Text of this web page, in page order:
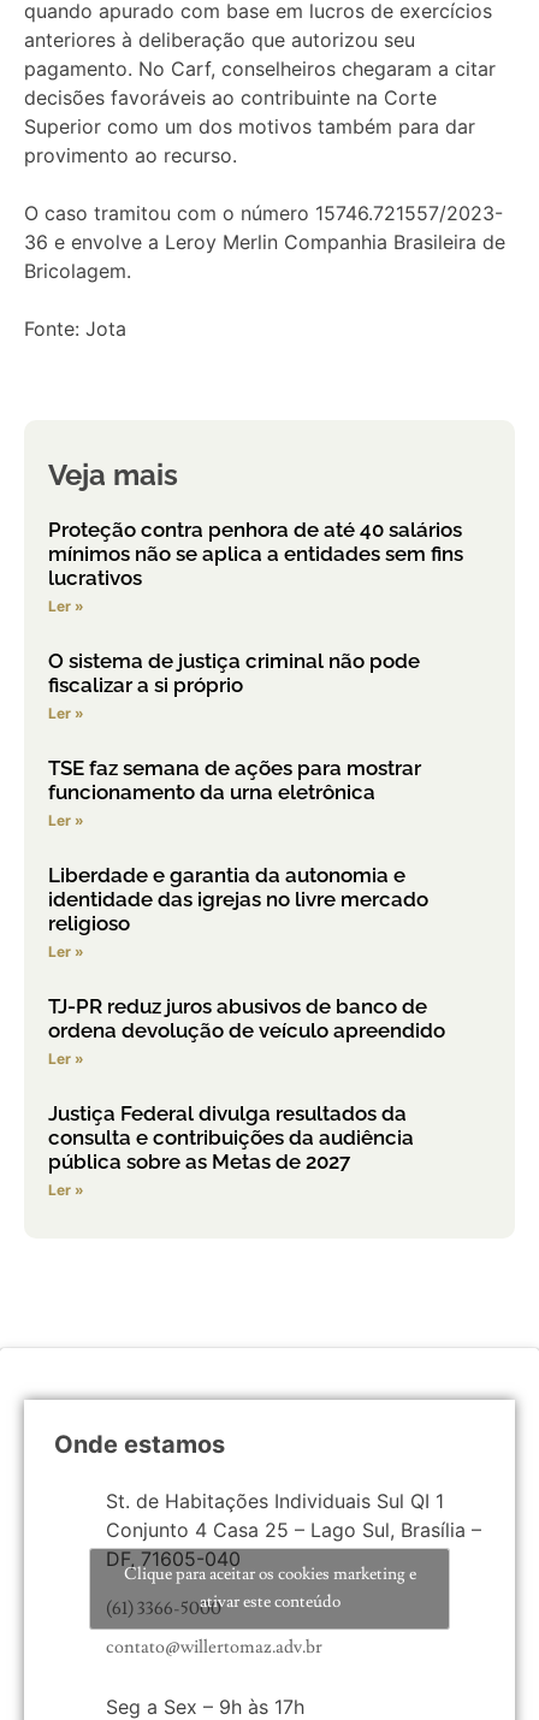
quando apurado com base em lucros de exercícios
anteriores à deliberação que autorizou seu
pagamento. No Carf, conselheiros chegaram a citar
decisões favoráveis ao contribuinte na Corte
Superior como um dos motivos também para dar
provimento ao recurso.
O caso tramitou com o número 15746.721557/2023-
36 e envolve a Leroy Merlin Companhia Brasileira de
Bricolagem.
Fonte: Jota
Veja mais
Proteção contra penhora de até 40 salários
mínimos não se aplica a entidades sem fins
lucrativos
Ler »
O sistema de justiça criminal não pode
fiscalizar a si próprio
Ler »
TSE faz semana de ações para mostrar
funcionamento da urna eletrônica
Ler »
Liberdade e garantia da autonomia e
identidade das igrejas no livre mercado
religioso
Ler »
TJ-PR reduz juros abusivos de banco de
ordena devolução de veículo apreendido
Ler »
Justiça Federal divulga resultados da
consulta e contribuições da audiência
pública sobre as Metas de 2027
Ler »
Onde estamos
St. de Habitações Individuais Sul QI 1
Conjunto 4 Casa 25 – Lago Sul, Brasília –
DF, 71605-040
(61) 3366-5000
contato@willertomaz.adv.br
Seg a Sex – 9h às 17h
Clique para aceitar os cookies marketing e
ativar este conteúdo